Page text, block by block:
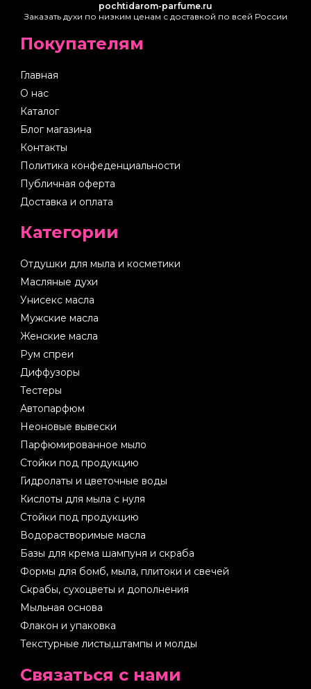
pochtidarom-parfume.ru
Заказать духи по низким ценам с доставкой по всей России
Покупателям
Главная
О нас
Каталог
Блог магазина
Контакты
Политика конфеденциальности
Публичная оферта
Доставка и оплата
Категории
Отдушки для мыла и косметики
Масляные духи
Унисекс масла
Мужские масла
Женские масла
Рум спреи
Диффузоры
Тестеры
Автопарфюм
Неоновые вывески
Парфюмированное мыло
Стойки под продукцию
Гидролаты и цветочные воды
Кислоты для мыла с нуля
Стойки под продукцию
Водорастворимые масла
Базы для крема шампуня и скраба
Формы для бомб, мыла, плитоки и свечей
Скрабы, сухоцветы и дополнения
Мыльная основа
Флакон и упаковка
Текстурные листы,штампы и молды
Cвязаться с нами